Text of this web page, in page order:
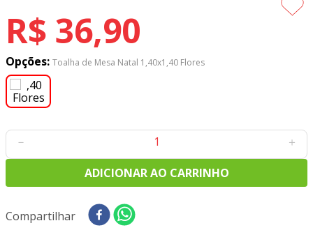
R$ 36,90
Opções: Toalha de Mesa Natal 1,40x1,40 Flores
＋
－
ADICIONAR AO CARRINHO
Compartilhar
6º
percal
7º
tecido tricoline
8
tricoline digital
9º
tecido oxford
10º tapete sisal